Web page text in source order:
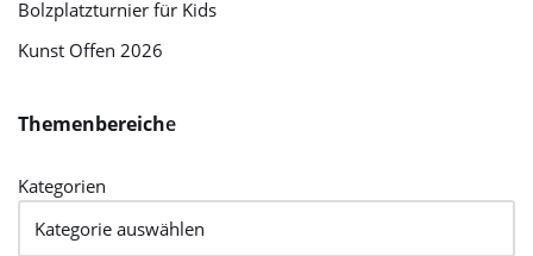
Bolzplatzturnier für Kids
Kunst Offen 2026
Themenbereiche
Kategorien